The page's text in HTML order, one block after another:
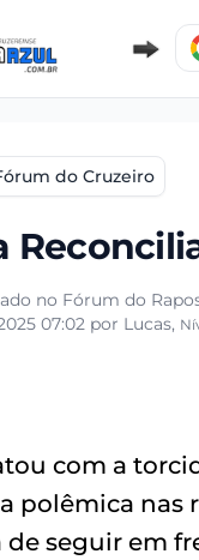
do Cruzeiro
no Fórum do
07:02 por Lucas,
com a
polêmica nas
de seguir em